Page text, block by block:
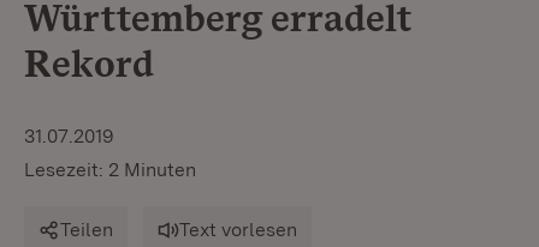
Württemberg erradelt
Rekord
31.07.2019
Lesezeit: 2 Minuten
Teilen Text vorlesen